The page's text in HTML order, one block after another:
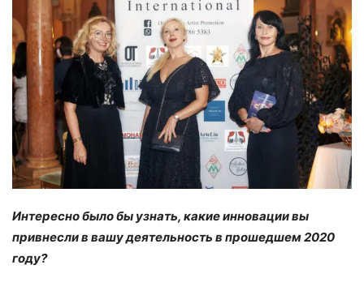
Интересно было бы узнать, какие инновации вы
привнесли в вашу деятельность в прошедшем 2020
году?